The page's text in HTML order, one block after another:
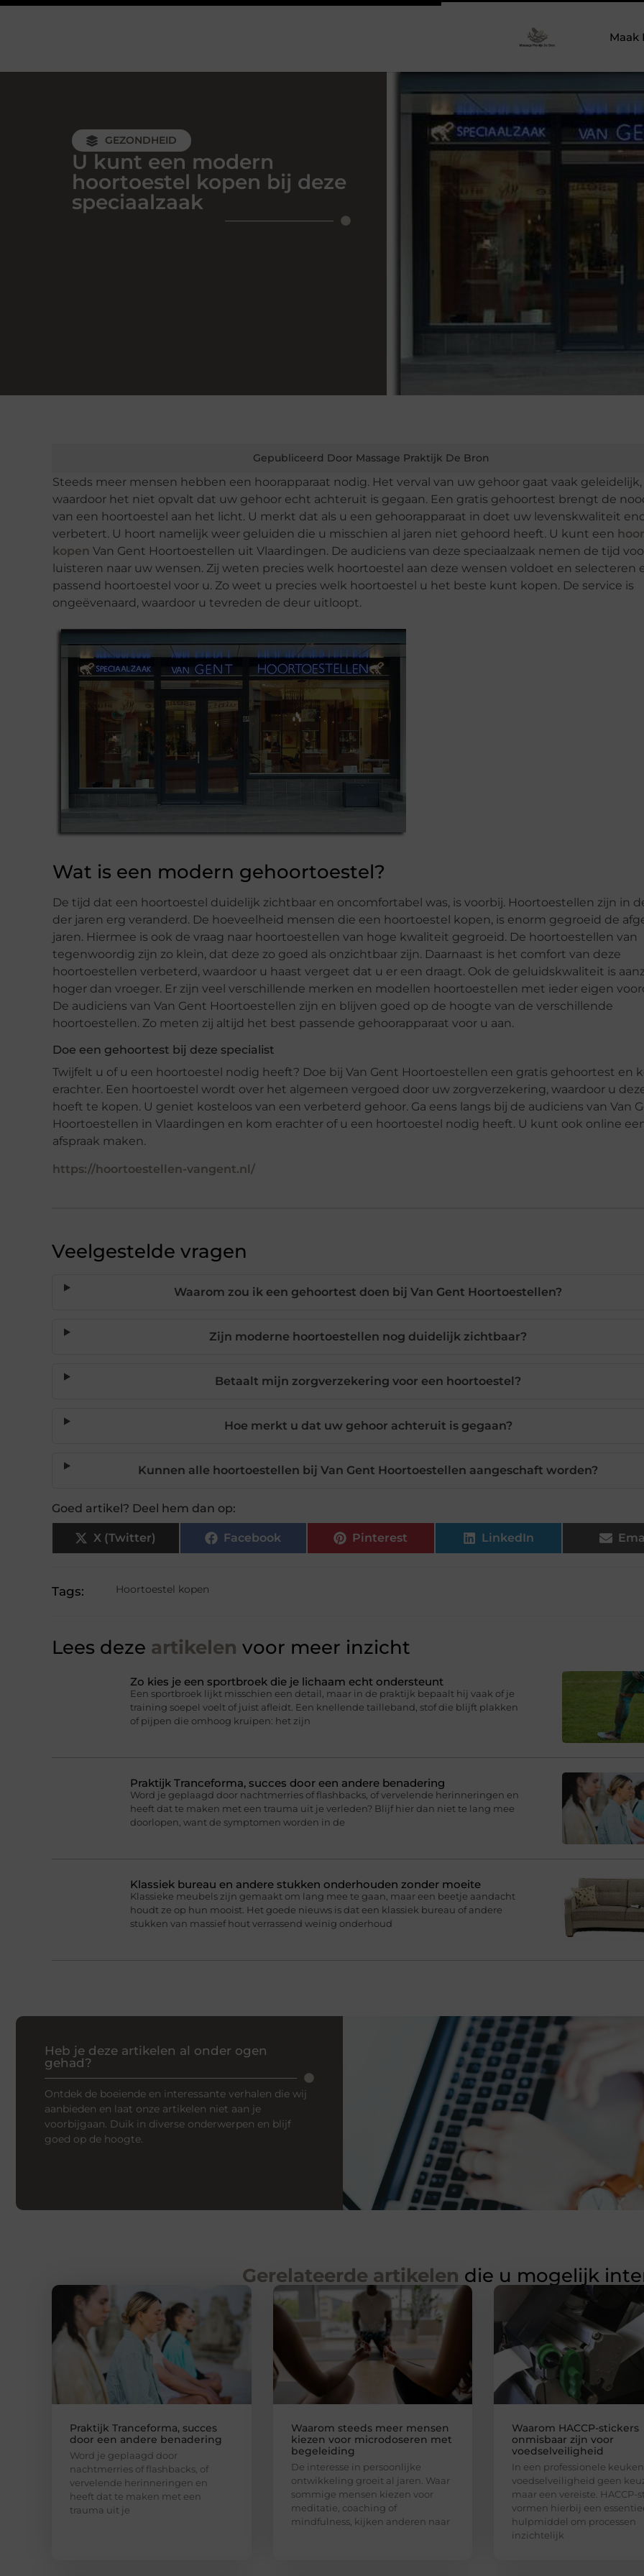
Maak
GEZONDHEID
U kunt een modern
hoortoestel kopen bij deze
speciaalzaak
Gepubliceerd Door Massage Praktijk De Bron
Steeds meer mensen hebben een hoorapparaat nodig. Het verval van uw gehoor gaat vaak geleidelijk,
waardoor het niet opvalt dat uw gehoor echt achteruit is gegaan. Een gratis gehoortest brengt de
van een hoortoestel aan het licht. U merkt dat als u een gehoorapparaat in doet uw levenskwaliteit
verbetert. U hoort namelijk weer geluiden die u misschien al jaren niet gehoord heeft. U kunt een
kopen Van Gent Hoortoestellen uit Vlaardingen. De audiciens van deze speciaalzaak nemen de tijd
luisteren naar uw wensen. Zij weten precies welk hoortoestel aan deze wensen voldoet en selecteren
passend hoortoestel voor u. Zo weet u precies welk hoortoestel u het beste kunt kopen. De service is
ongeëvenaard, waardoor u tevreden de deur uitloopt.
Wat is een modern gehoortoestel?
De tijd dat een hoortoestel duidelijk zichtbaar en oncomfortabel was, is voorbij. Hoortoestellen zijn in
der jaren erg veranderd. De hoeveelheid mensen die een hoortoestel kopen, is enorm gegroeid de
jaren. Hiermee is ook de vraag naar hoortoestellen van hoge kwaliteit gegroeid. De hoortoestellen van
tegenwoordig zijn zo klein, dat deze zo goed als onzichtbaar zijn. Daarnaast is het comfort van deze
hoortoestellen verbeterd, waardoor u haast vergeet dat u er een draagt. Ook de geluidskwaliteit is
hoger dan vroeger. Er zijn veel verschillende merken en modellen hoortoestellen met ieder eigen
De audiciens van Van Gent Hoortoestellen zijn en blijven goed op de hoogte van de verschillende
hoortoestellen. Zo meten zij altijd het best passende gehoorapparaat voor u aan.
Doe een gehoortest bij deze specialist
Twijfelt u of u een hoortoestel nodig heeft? Doe bij Van Gent Hoortoestellen een gratis gehoortest en
erachter. Een hoortoestel wordt over het algemeen vergoed door uw zorgverzekering, waardoor u
hoeft te kopen. U geniet kosteloos van een verbeterd gehoor. Ga eens langs bij de audiciens van Van
Hoortoestellen in Vlaardingen en kom erachter of u een hoortoestel nodig heeft. U kunt ook online
afspraak maken.
https://hoortoestellen-vangent.nl/
Veelgestelde vragen
Waarom zou ik een gehoortest doen bij Van Gent Hoortoestellen?
Zijn moderne hoortoestellen nog duidelijk zichtbaar?
Betaalt mijn zorgverzekering voor een hoortoestel?
Hoe merkt u dat uw gehoor achteruit is gegaan?
Kunnen alle hoortoestellen bij Van Gent Hoortoestellen aangeschaft worden?
Goed artikel? Deel hem dan op:
X (Twitter) Facebook Pinterest LinkedIn
Tags: Hoortoestel kopen
Lees deze artikelen voor meer inzicht
Zo kies je een sportbroek die je lichaam echt ondersteunt
Een sportbroek lijkt misschien een detail, maar in de praktijk bepaalt hij vaak of je
training soepel voelt of juist afleidt. Een knellende tailleband, stof die blijft plakken
of pijpen die omhoog kruipen: het zijn
Praktijk Tranceforma, succes door een andere benadering
Word je geplaagd door nachtmerries of flashbacks, of vervelende herinneringen en
heeft dat te maken met een trauma uit je verleden? Blijf hier dan niet te lang mee
doorlopen, want de symptomen worden in de
Klassiek bureau en andere stukken onderhouden zonder moeite
Klassieke meubels zijn gemaakt om lang mee te gaan, maar een beetje aandacht
houdt ze op hun mooist. Het goede nieuws is dat een klassiek bureau of andere
stukken van massief hout verrassend weinig onderhoud
Heb je deze artikelen al onder ogen
gehad?
Ontdek de boeiende en interessante verhalen die wij
aanbieden en laat onze artikelen niet aan je
voorbijgaan. Duik in diverse onderwerpen en blijf
goed op de hoogte.
Gerelateerde artikelen die u mogelijk
Praktijk Tranceforma, succes
door een andere benadering
Word je geplaagd door
nachtmerries of flashbacks, of
vervelende herinneringen en
heeft dat te maken met een
trauma uit je
Waarom steeds meer mensen
kiezen voor microdoseren met
begeleiding
De interesse in persoonlijke
ontwikkeling groeit al jaren. Waar
sommige mensen kiezen voor
meditatie, coaching of
mindfulness, kijken anderen naar
Waarom HACCP-stickers
onmisbaar zijn voor
voedselveiligheid
In een professionele
voedselveiligheid geen
maar een vereiste. HACCP-
vormen hierbij een
hulpmiddel om processen
inzichtelijk